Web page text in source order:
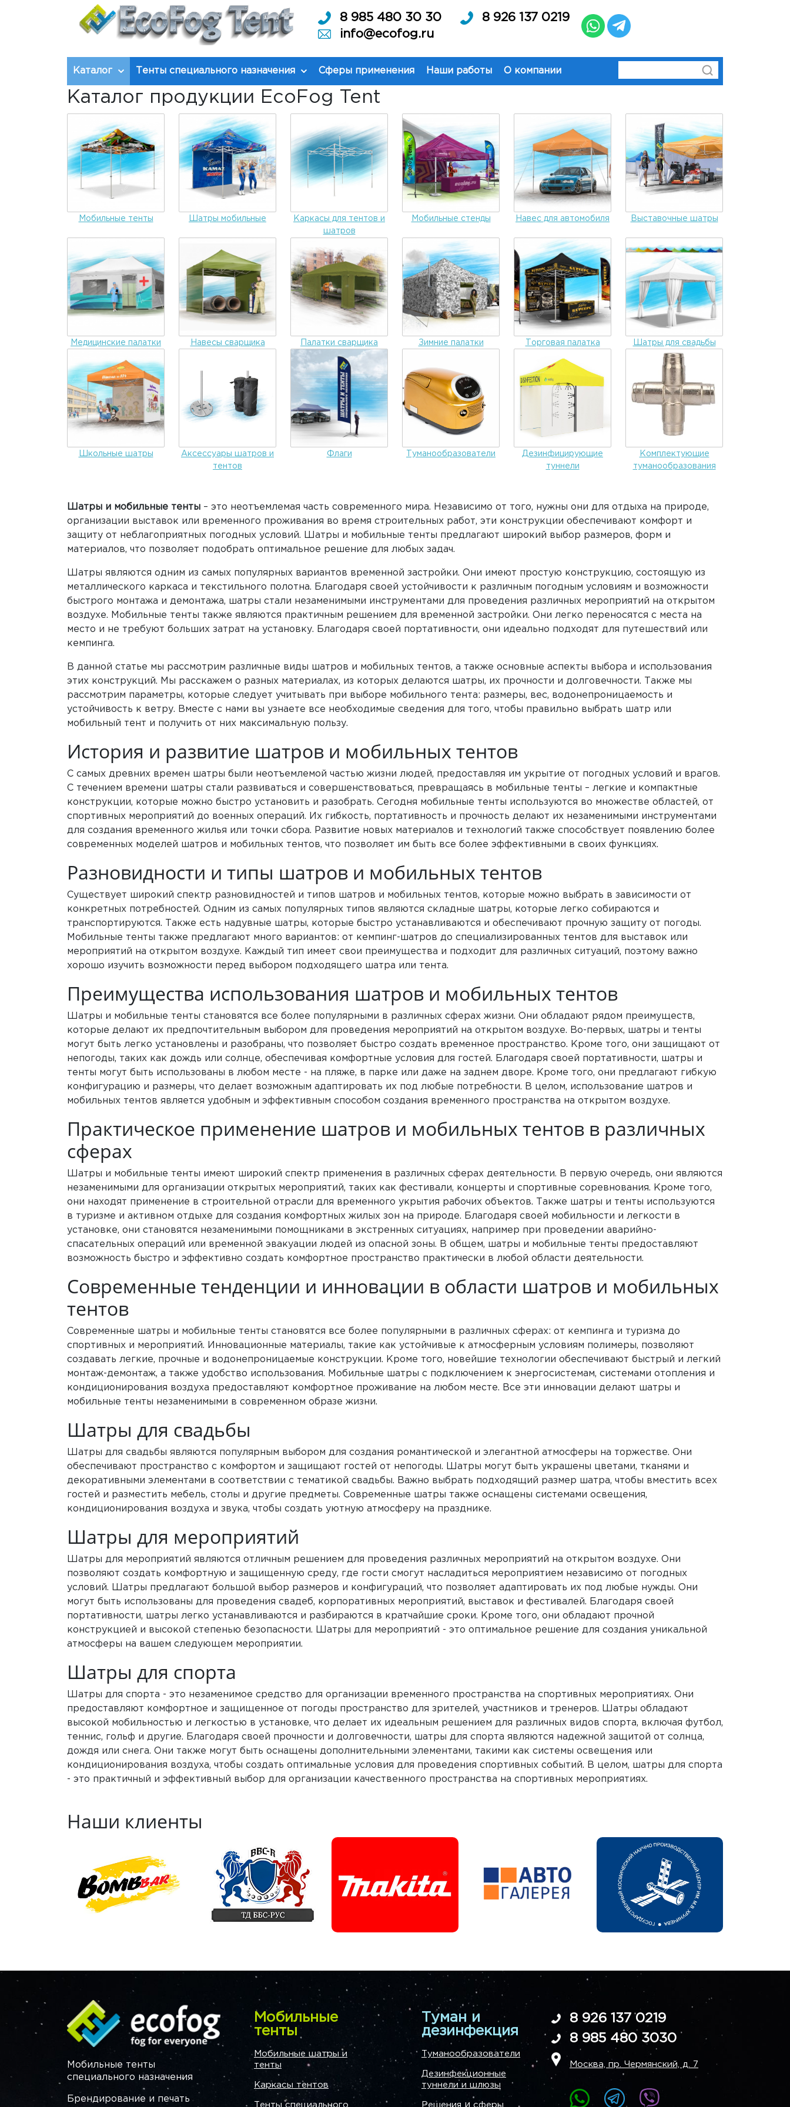
8 985 480 30 30
info@ecofog.ru
8 926 137 0219
Каталог Тенты специального назначения Сферы применения Наши работы О компании
Каталог продукции EcoFog Tent
Мобильные тенты Шатры мобильные
Каркасы для тентов и
шатров
Мобильные стенды Навес для автомобиля Выставочные шатры
Медицинские палатки Навесы сварщика Палатки сварщика Зимние палатки Торговая палатка Шатры для свадьбы
Школьные шатры
Аксессуары шатров и
тентов
Флаги Туманообразователи
Дезинфицирующие
туннели
Комплектующие
туманообразования
Шатры и мобильные тенты – это неотъемлемая часть современного мира. Независимо от того, нужны они для отдыха на природе,
организации выставок или временного проживания во время строительных работ, эти конструкции обеспечивают комфорт и
защиту от неблагоприятных погодных условий. Шатры и мобильные тенты предлагают широкий выбор размеров, форм и
материалов, что позволяет подобрать оптимальное решение для любых задач.
Шатры являются одним из самых популярных вариантов временной застройки. Они имеют простую конструкцию, состоящую из
металлического каркаса и текстильного полотна. Благодаря своей устойчивости к различным погодным условиям и возможности
быстрого монтажа и демонтажа, шатры стали незаменимыми инструментами для проведения различных мероприятий на открытом
воздухе. Мобильные тенты также являются практичным решением для временной застройки. Они легко переносятся с места на
место и не требуют больших затрат на установку. Благодаря своей портативности, они идеально подходят для путешествий или
кемпинга.
В данной статье мы рассмотрим различные виды шатров и мобильных тентов, а также основные аспекты выбора и использования
этих конструкций. Мы расскажем о разных материалах, из которых делаются шатры, их прочности и долговечности. Также мы
рассмотрим параметры, которые следует учитывать при выборе мобильного тента: размеры, вес, водонепроницаемость и
устойчивость к ветру. Вместе с нами вы узнаете все необходимые сведения для того, чтобы правильно выбрать шатр или
мобильный тент и получить от них максимальную пользу.
История и развитие шатров и мобильных тентов
С самых древних времен шатры были неотъемлемой частью жизни людей, предоставляя им укрытие от погодных условий и врагов.
С течением времени шатры стали развиваться и совершенствоваться, превращаясь в мобильные тенты – легкие и компактные
конструкции, которые можно быстро установить и разобрать. Сегодня мобильные тенты используются во множестве областей, от
спортивных мероприятий до военных операций. Их гибкость, портативность и прочность делают их незаменимыми инструментами
для создания временного жилья или точки сбора. Развитие новых материалов и технологий также способствует появлению более
современных моделей шатров и мобильных тентов, что позволяет им быть все более эффективными в своих функциях.
Разновидности и типы шатров и мобильных тентов
Существует широкий спектр разновидностей и типов шатров и мобильных тентов, которые можно выбрать в зависимости от
конкретных потребностей. Одним из самых популярных типов являются складные шатры, которые легко собираются и
транспортируются. Также есть надувные шатры, которые быстро устанавливаются и обеспечивают прочную защиту от погоды.
Мобильные тенты также предлагают много вариантов: от кемпинг-шатров до специализированных тентов для выставок или
мероприятий на открытом воздухе. Каждый тип имеет свои преимущества и подходит для различных ситуаций, поэтому важно
хорошо изучить возможности перед выбором подходящего шатра или тента.
Преимущества использования шатров и мобильных тентов
Шатры и мобильные тенты становятся все более популярными в различных сферах жизни. Они обладают рядом преимуществ,
которые делают их предпочтительным выбором для проведения мероприятий на открытом воздухе. Во-первых, шатры и тенты
могут быть легко установлены и разобраны, что позволяет быстро создать временное пространство. Кроме того, они защищают от
непогоды, таких как дождь или солнце, обеспечивая комфортные условия для гостей. Благодаря своей портативности, шатры и
тенты могут быть использованы в любом месте - на пляже, в парке или даже на заднем дворе. Кроме того, они предлагают гибкую
конфигурацию и размеры, что делает возможным адаптировать их под любые потребности. В целом, использование шатров и
мобильных тентов является удобным и эффективным способом создания временного пространства на открытом воздухе.
Практическое применение шатров и мобильных тентов в различных
сферах
Шатры и мобильные тенты имеют широкий спектр применения в различных сферах деятельности. В первую очередь, они являются
незаменимыми для организации открытых мероприятий, таких как фестивали, концерты и спортивные соревнования. Кроме того,
они находят применение в строительной отрасли для временного укрытия рабочих объектов. Также шатры и тенты используются
в туризме и активном отдыхе для создания комфортных жилых зон на природе. Благодаря своей мобильности и легкости в
установке, они становятся незаменимыми помощниками в экстренных ситуациях, например при проведении аварийно-
спасательных операций или временной эвакуации людей из опасной зоны. В общем, шатры и мобильные тенты предоставляют
возможность быстро и эффективно создать комфортное пространство практически в любой области деятельности.
Современные тенденции и инновации в области шатров и мобильных
тентов
Современные шатры и мобильные тенты становятся все более популярными в различных сферах: от кемпинга и туризма до
спортивных и мероприятий. Инновационные материалы, такие как устойчивые к атмосферным условиям полимеры, позволяют
создавать легкие, прочные и водонепроницаемые конструкции. Кроме того, новейшие технологии обеспечивают быстрый и легкий
монтаж-демонтаж, а также удобство использования. Мобильные шатры с подключением к энергосистемам, системами отопления и
кондиционирования воздуха предоставляют комфортное проживание на любом месте. Все эти инновации делают шатры и
мобильные тенты незаменимыми в современном образе жизни.
Шатры для свадьбы
Шатры для свадьбы являются популярным выбором для создания романтической и элегантной атмосферы на торжестве. Они
обеспечивают пространство с комфортом и защищают гостей от непогоды. Шатры могут быть украшены цветами, тканями и
декоративными элементами в соответствии с тематикой свадьбы. Важно выбрать подходящий размер шатра, чтобы вместить всех
гостей и разместить мебель, столы и другие предметы. Современные шатры также оснащены системами освещения,
кондиционирования воздуха и звука, чтобы создать уютную атмосферу на празднике.
Шатры для мероприятий
Шатры для мероприятий являются отличным решением для проведения различных мероприятий на открытом воздухе. Они
позволяют создать комфортную и защищенную среду, где гости смогут насладиться мероприятием независимо от погодных
условий. Шатры предлагают большой выбор размеров и конфигураций, что позволяет адаптировать их под любые нужды. Они
могут быть использованы для проведения свадеб, корпоративных мероприятий, выставок и фестивалей. Благодаря своей
портативности, шатры легко устанавливаются и разбираются в кратчайшие сроки. Кроме того, они обладают прочной
конструкцией и высокой степенью безопасности. Шатры для мероприятий - это оптимальное решение для создания уникальной
атмосферы на вашем следующем мероприятии.
Шатры для спорта
Шатры для спорта - это незаменимое средство для организации временного пространства на спортивных мероприятиях. Они
предоставляют комфортное и защищенное от погоды пространство для зрителей, участников и тренеров. Шатры обладают
высокой мобильностью и легкостью в установке, что делает их идеальным решением для различных видов спорта, включая футбол,
теннис, гольф и другие. Благодаря своей прочности и долговечности, шатры для спорта являются надежной защитой от солнца,
дождя или снега. Они также могут быть оснащены дополнительными элементами, такими как системы освещения или
кондиционирования воздуха, чтобы создать оптимальные условия для проведения спортивных событий. В целом, шатры для спорта
- это практичный и эффективный выбор для организации качественного пространства на спортивных мероприятиях.
Наши клиенты
Мобильные тенты
специального назначения
Брендирование и печать
Мобильные
тенты
Мобильные шатры и
тенты
Каркасы тентов
Тенты специального
Туман и
дезинфекция
Туманообразователи
Дезинфекционные
туннели и шлюзы
Решения и сферы
8 926 137 0219
8 985 480 3030
Москва, пр. Чермянский, д. 7